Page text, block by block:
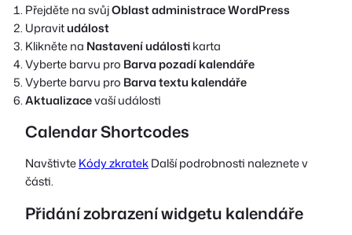
Přejděte na svůjOblast administrace WordPress
Upravitudálost
Klikněte na Nastavení událostikarta
Vyberte barvu pro Barva pozadí kalendáře
Vyberte barvu pro Barva textu kalendáře
Aktualizacevaší události
Calendar Shortcodes
NavštivteKódy zkratekDalší podrobnosti naleznete v
části.
Přidání zobrazení widgetu kalendáře